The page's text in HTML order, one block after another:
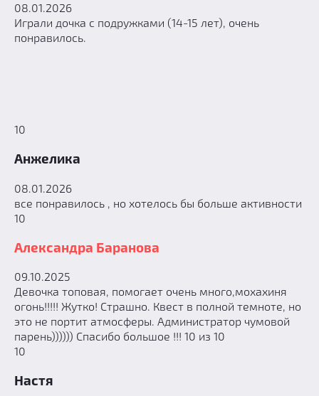
08.01.2026
Играли дочка с подружками (14-15 лет), очень
понравилось.
10
Анжелика
08.01.2026
все понравилось , но хотелось бы больше активности
10
Александра Баранова
09.10.2025
Девочка топовая, помогает очень много,мохахиня
огонь!!!!! Жутко! Страшно. Квест в полной темноте, но
это не портит атмосферы. Администратор чумовой
парень)))))) Спасибо большое !!! 10 из 10
10
Настя